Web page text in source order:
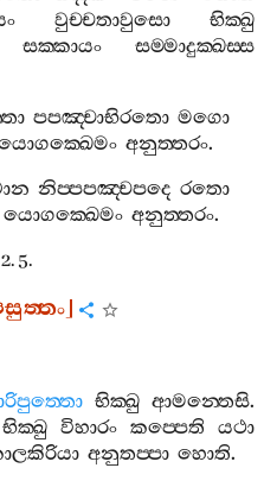
වුච‍්චතාවුසො
භික‍්ඛු
සක‍්කායං
සම‍්මාදුක‍්ඛස‍්ස
පපඤ‍්චාභිරතො මගො
අනුත‍්තරං.
නිප‍්පපඤ‍්චපදෙ රතො
යොගක‍්ඛෙමං අනුත‍්තරං.
5.
]
භික‍්ඛු ආමන‍්තෙසි.
භික‍්ඛු විහාරං කප‍්පෙති
යථා
අනුතප‍්පා හොති.